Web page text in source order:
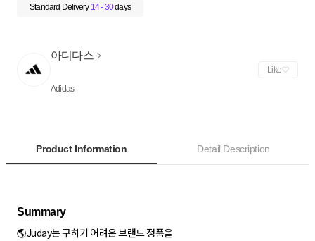
Standard Delivery 14 - 30days
아디다스
Adidas
Like
Product Information Detail Description
Summary
🌎Juday는 구하기 어려운 브랜드 정품을